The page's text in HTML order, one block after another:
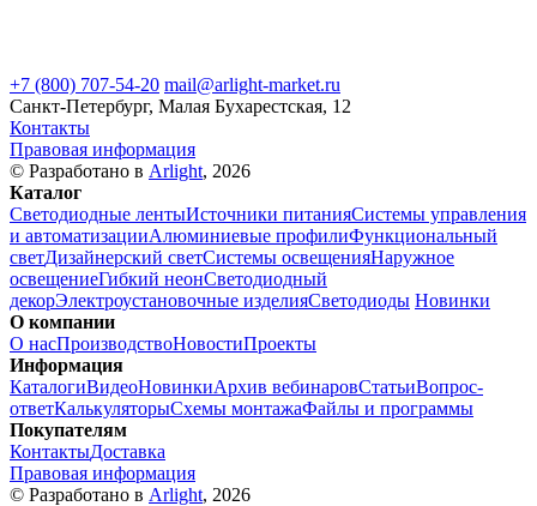
+7 (800) 707-54-20 mail@arlight-market.ru
Санкт-Петербург, Малая Бухарестская, 12
Контакты
Правовая информация
© Разработано в Arlight, 2026
Каталог
Светодиодные лентыИсточники питанияСистемы управления
и автоматизацииАлюминиевые профилиФункциональный
светДизайнерский светСистемы освещенияНаружное
освещениеГибкий неонСветодиодный
декорЭлектроустановочные изделияСветодиоды Новинки
О компании
О насПроизводствоНовостиПроекты
Информация
КаталогиВидеоНовинкиАрхив вебинаровСтатьиВопрос-
ответКалькуляторыСхемы монтажаФайлы и программы
Покупателям
КонтактыДоставка
Правовая информация
© Разработано в Arlight, 2026